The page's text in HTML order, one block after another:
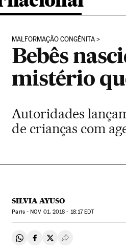
MALFORMAÇÃO CONGÊNITA
Bebês
mistério
Autoridades
de crianças com
SILVIA AYUSO
Paris -NOV 01, 2018 - 18:17EDT
Compartir en Whatsapp
Compartir en Facebook
Compartir en Twitter
Desplegar Redes